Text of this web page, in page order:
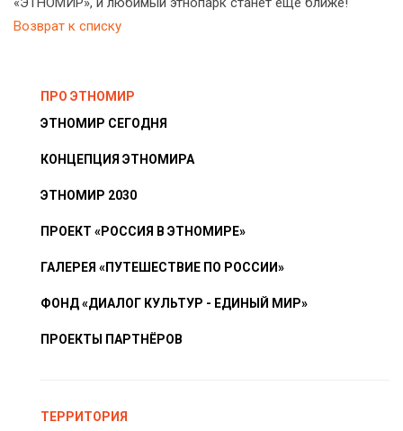
Возврат к списку
ПРО ЭТНОМИР
ЭТНОМИР СЕГОДНЯ
КОНЦЕПЦИЯ ЭТНОМИРА
ЭТНОМИР 2030
ПРОЕКТ «РОССИЯ В ЭТНОМИРЕ»
ГАЛЕРЕЯ «ПУТЕШЕСТВИЕ ПО РОССИИ»
ФОНД «ДИАЛОГ КУЛЬТУР - ЕДИНЫЙ МИР»
ПРОЕКТЫ ПАРТНЁРОВ
ТЕРРИТОРИЯ